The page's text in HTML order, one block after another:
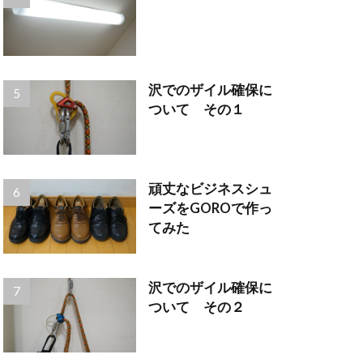
沢でのザイル確保に
ついて その１
頑丈なビジネスシュ
ーズをGOROで作っ
てみた
沢でのザイル確保に
ついて その２